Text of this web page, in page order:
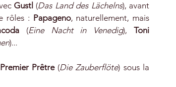
Gustl (Das Land des Lächelns), avant
rôles : Papageno, naturellement, mais
(Eine Nacht in Venedig),Toni
)...
Premier Prêtre(Die Zauberflöte) sous la